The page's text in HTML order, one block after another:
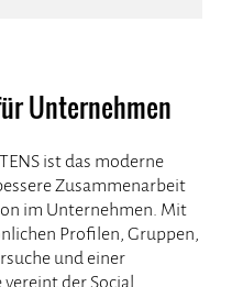
Unternehmen
ist das moderne
Zusammenarbeit
im Unternehmen. Mit
Profilen, Gruppen,
und einer
der Social